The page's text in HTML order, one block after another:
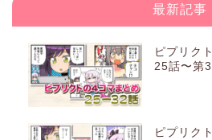
最新記事
ピプリク
25話〜第
ピプリク